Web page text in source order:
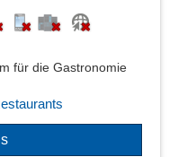
für die Gastronomie